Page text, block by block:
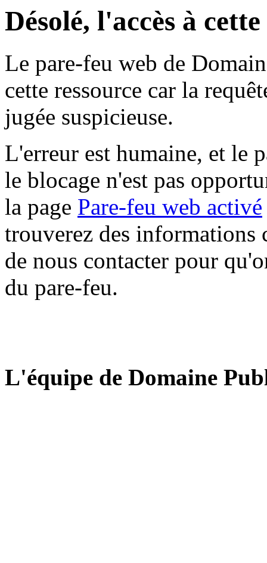
Désolé, l'accès à
Le pare-feu web de
cette ressource car la
jugée suspicieuse.
L'erreur est humaine, et le
le blocage n'est pas
la page Pare-feu web activé
trouverez des informations
de nous contacter pour
du pare-feu.
L'équipe de Domaine